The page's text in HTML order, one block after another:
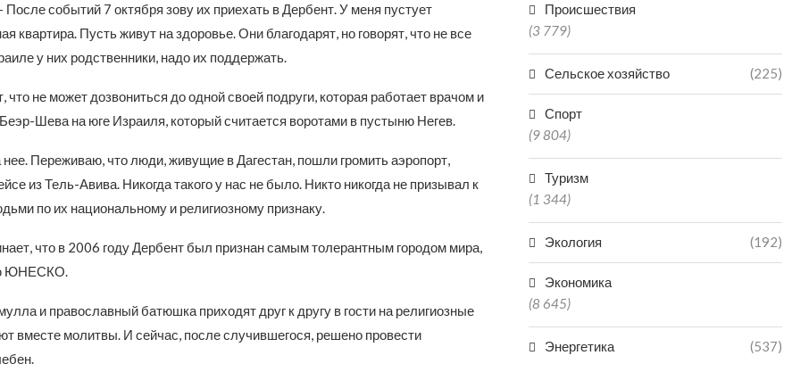
событий 7 октября зову их приехать в Дербент. У меня пустует
квартира. Пусть живут на здоровье. Они благодарят, но говорят, что не все
у них родственники, надо их поддержать.
что не может дозвониться до одной своей подруги, которая работает врачом и
Шева на юге Израиля, который считается воротами в пустыню Негев.
Переживаю, что люди, живущие в Дагестан, пошли громить аэропорт,
из Тель-Авива. Никогда такого у нас не было. Никто никогда не призывал к
по их национальному и религиозному признаку.
что в 2006 году Дербент был признан самым толерантным городом мира,
ЮНЕСКО.
и православный батюшка приходят друг к другу в гости на религиозные
вместе молитвы. И сейчас, после случившегося, решено провести
Происшествия
(3 779)
Сельское хозяйство (225)
Спорт
(9 804)
Туризм
(1 344)
Экология (192)
Экономика
(8 645)
Энергетика (537)